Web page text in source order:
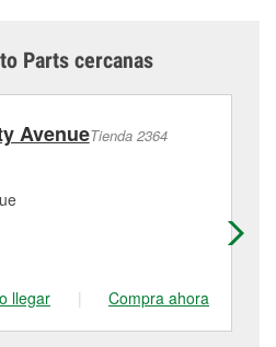
Parts cercanas
AvenueTienda 2364
llegar | Compra ahora